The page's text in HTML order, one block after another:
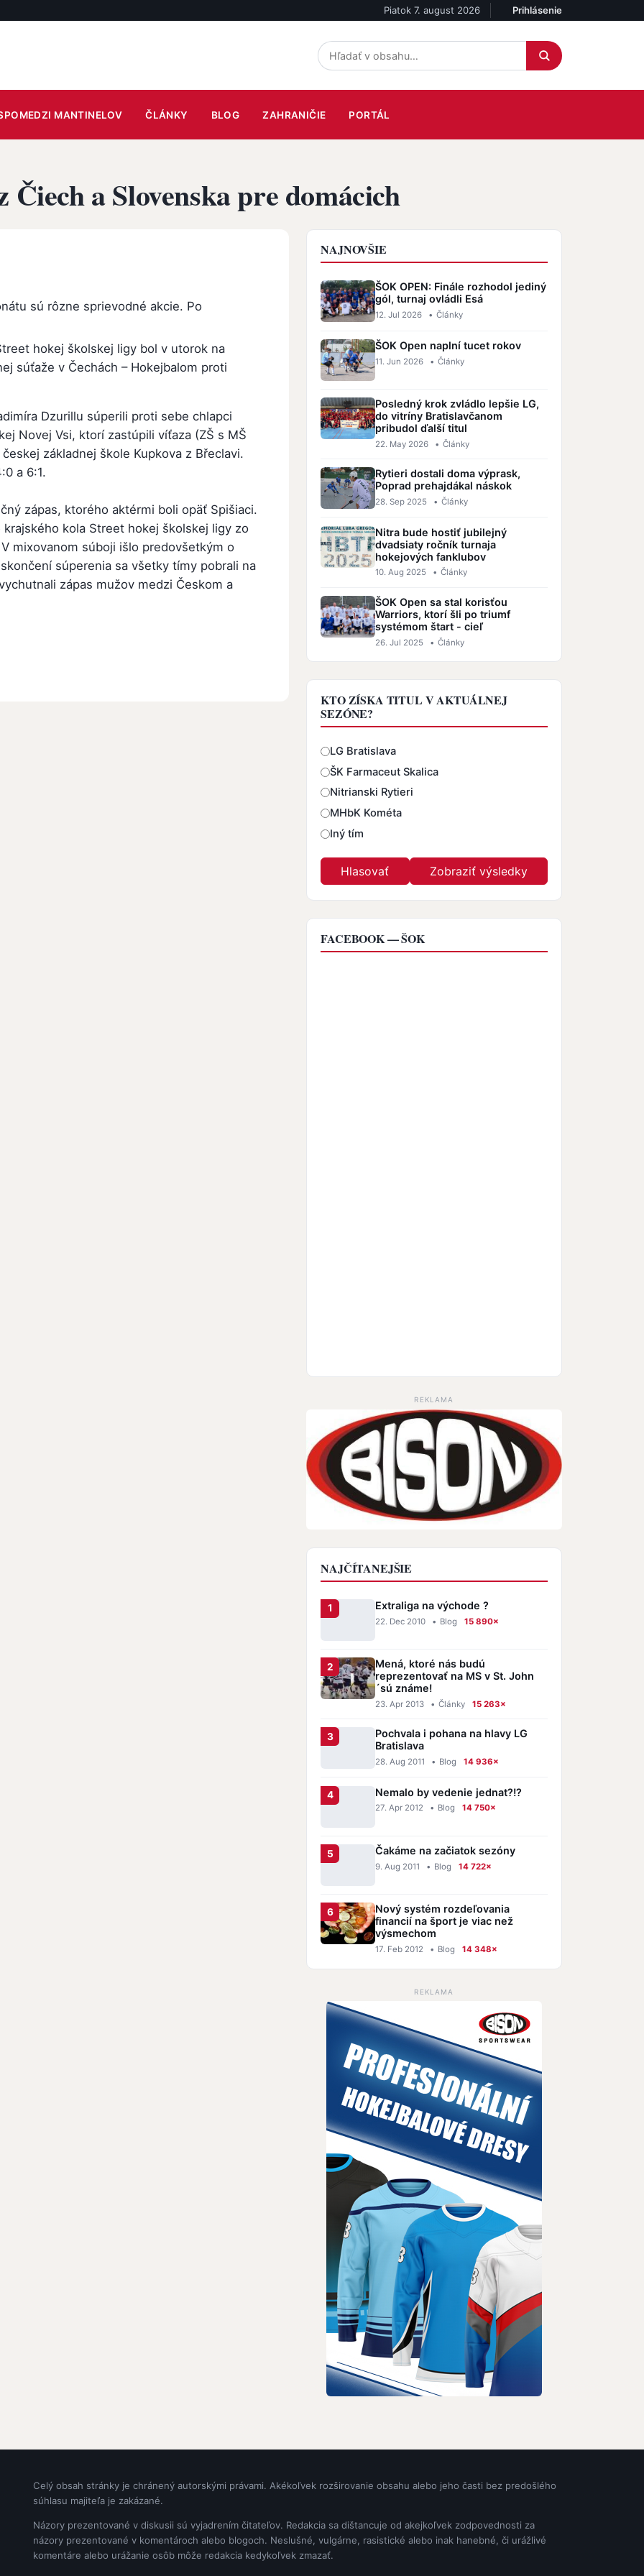
Piatok 7. august 2026 Účet
Prihlásenie
MANTINELOV ČLÁNKY BLOG ZAHRANIČIE PORTÁL
Čiech a Slovenska pre domácich
sú rôzne sprievodné akcie. Po
hokej školskej ligy bol v utorok na
súťaže v Čechách – Hokejbalom proti
Dzurillu súperili proti sebe chlapci
Novej Vsi, ktorí zastúpili víťaza (ZŠ s MŠ
základnej škole Kupkova z Břeclavi.
a 6:1.
zápas, ktorého aktérmi boli opäť Spišiaci.
kola Street hokej školskej ligy zo
mixovanom súboji išlo predovšetkým o
súperenia sa všetky tímy pobrali na
zápas mužov medzi Českom a
NAJNOVŠIE
ŠOK OPEN: Finále rozhodol jediný
gól, turnaj ovládli Esá
12. Jul 2026 • Články
ŠOK Open naplní tucet rokov
11. Jun 2026 • Články
Posledný krok zvládlo lepšie LG,
do vitríny Bratislavčanom
pribudol ďalší titul
22. May 2026 • Články
Rytieri dostali doma výprask,
Poprad prehajdákal náskok
28. Sep 2025 • Články
Nitra bude hostiť jubilejný
dvadsiaty ročník turnaja
hokejových fanklubov
10. Aug 2025 • Články
ŠOK Open sa stal korisťou
Warriors, ktorí šli po triumf
systémom štart - cieľ
26. Jul 2025 • Články
KTO ZÍSKA TITUL V AKTUÁLNEJ
SEZÓNE?
Odpovede
LG Bratislava
ŠK Farmaceut Skalica
Nitrianski Rytieri
MHbK Kométa
Iný tím
FACEBOOK — ŠOK
REKLAMA
NAJČÍTANEJŠIE
Extraliga na východe ?
22. Dec 2010 • Blog 15 890×
Mená, ktoré nás budú
reprezentovať na MS v St. John
´sú známe!
23. Apr 2013 • Články 15 263×
Pochvala i pohana na hlavy LG
Bratislava
28. Aug 2011 • Blog 14 936×
Nemalo by vedenie jednat?!?
27. Apr 2012 • Blog 14 750×
Čakáme na začiatok sezóny
9. Aug 2011 • Blog 14 722×
Nový systém rozdeľovania
financií na šport je viac než
výsmechom
17. Feb 2012 • Blog 14 348×
REKLAMA
Celý obsah stránky je chránený autorskými právami. Akékoľvek rozširovanie obsahu alebo jeho časti bez predošlého
súhlasu majiteľa je zakázané.
Názory prezentované v diskusii sú vyjadrením čitateľov. Redakcia sa dištancuje od akejkoľvek zodpovednosti za
názory prezentované v komentároch alebo blogoch. Neslušné, vulgárne, rasistické alebo inak hanebné, či urážlivé
komentáre alebo urážanie osôb môže redakcia kedykoľvek zmazať.